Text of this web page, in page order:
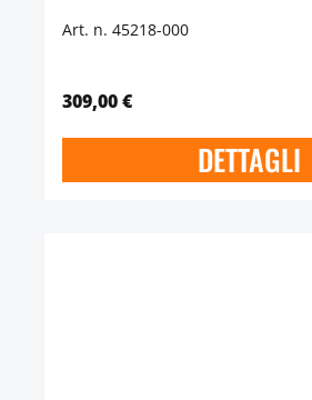
Art. n. 45218-000
309,00 €
DETTAGLI